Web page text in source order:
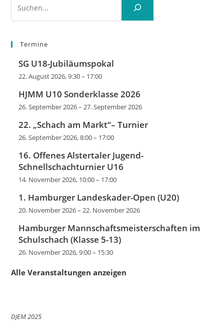
Termine
SG U18-Jubiläumspokal
22. August 2026, 9:30– 17:00
HJMM U10 Sonderklasse 2026
26. September 2026– 27. September 2026
22. „Schach am Markt“– Turnier
26. September 2026, 8:00– 17:00
16. Offenes Alstertaler Jugend-
Schnellschachturnier U16
14. November 2026, 10:00– 17:00
1. Hamburger Landeskader-Open (U20)
20. November 2026– 22. November 2026
Hamburger Mannschaftsmeisterschaften im
Schulschach (Klasse 5-13)
26. November 2026, 9:00– 15:30
Alle Veranstaltungen anzeigen
DJEM 2025